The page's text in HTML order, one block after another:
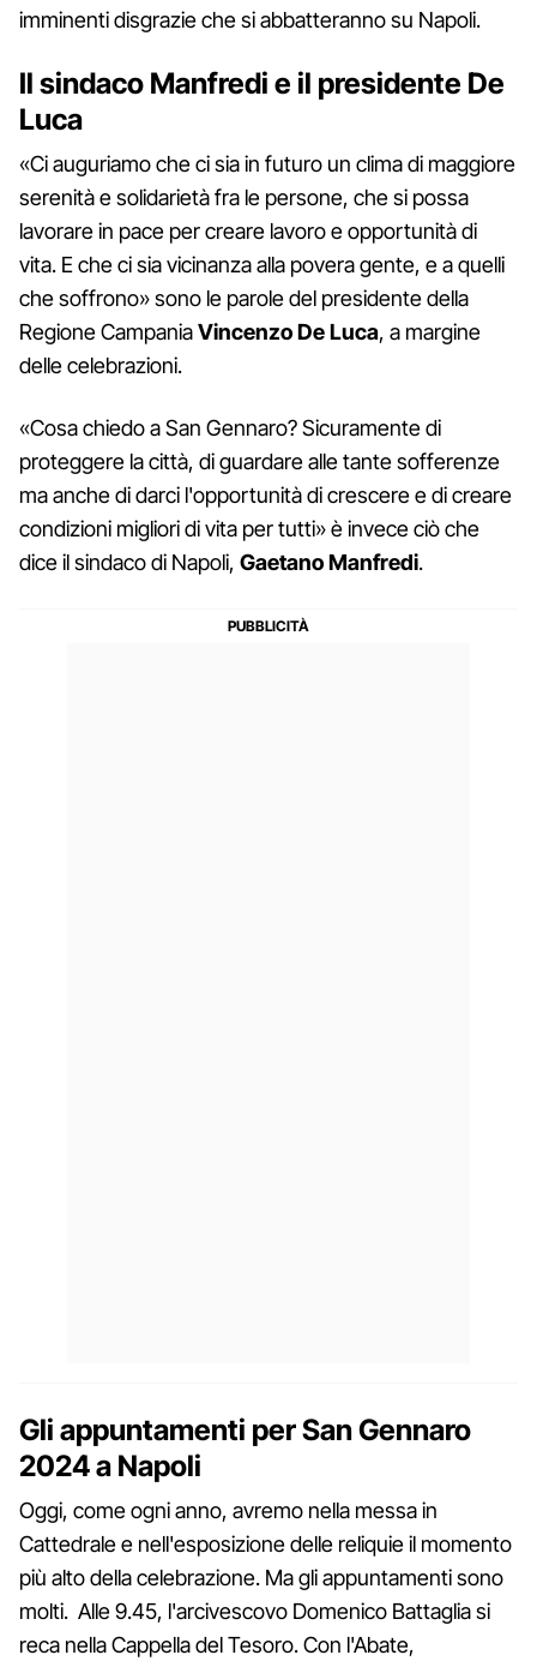
imminenti disgrazie che si abbatteranno su Napoli.
Il sindaco Manfredi e il presidente De
Luca
«Ci auguriamo che ci sia in futuro un clima di maggiore
serenità e solidarietà fra le persone, che si possa
lavorare in pace per creare lavoro e opportunità di
vita. E che ci sia vicinanza alla povera gente, e a quelli
che soffrono» sono le parole del presidente della
Regione CampaniaVincenzo De Luca, a margine
delle celebrazioni.
«Cosa chiedo a San Gennaro? Sicuramente di
proteggere la città, di guardare alle tante sofferenze
ma anche di darci l'opportunità di crescere e di creare
condizioni migliori di vita per tutti» è invece ciò che
dice il sindaco di Napoli, Gaetano Manfredi.
Gli appuntamenti per San Gennaro
2024 a Napoli
Oggi, come ogni anno, avremo nella messa in
Cattedrale e nell'esposizione delle reliquie il momento
più alto della celebrazione. Ma gli appuntamenti sono
molti. Alle 9.45, l'arcivescovo Domenico Battaglia si
reca nella Cappella del Tesoro. Con l'Abate,